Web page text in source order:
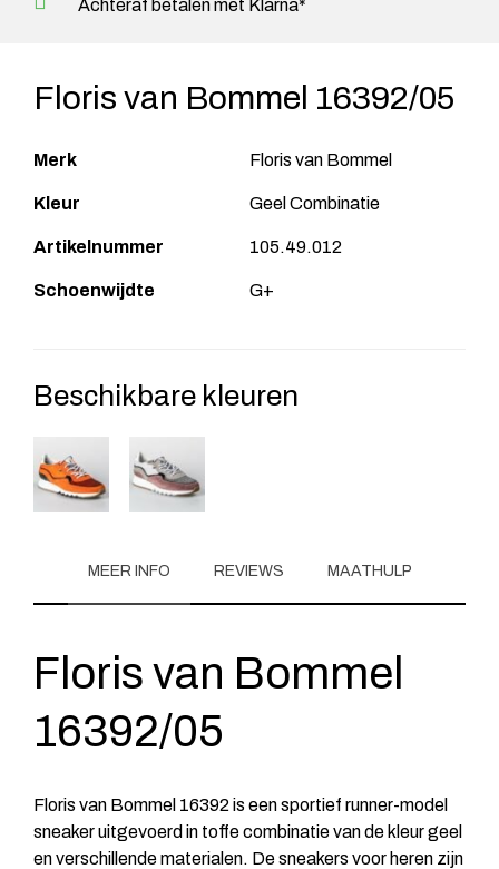
Achteraf betalen met Klarna*
Floris van Bommel 16392/05
Merk Floris van Bommel
Kleur Geel Combinatie
Artikelnummer 105.49.012
Schoenwijdte G+
Beschikbare kleuren
MEER INFO REVIEWS MAATHULP
Floris van Bommel
16392/05
Floris van Bommel 16392 is een sportief runner-model
sneaker uitgevoerd in toffe combinatie van de kleur geel
en verschillende materialen. De sneakers voor heren zijn